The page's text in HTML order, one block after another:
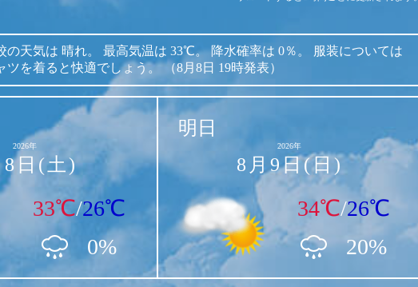
の天気は 晴れ。 最高気温は 33℃。 降水確率は 0％。
服装については
ツを着ると快適でしょう。（8月8日 19時発表）
2026年
8日(土)
33℃/26℃
0%
明日
2026年
8月9日(日)
34℃/26℃
20%